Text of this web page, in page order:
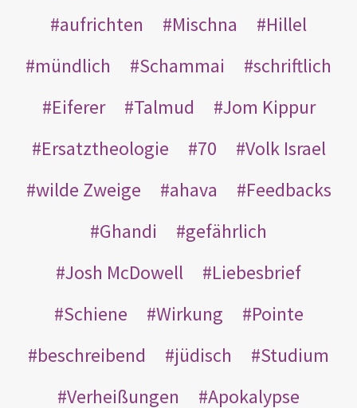
aufrichten
Mischna
Hillel
mündlich
Schammai
schriftlich
Eiferer
Talmud
Jom Kippur
Ersatztheologie
70
Volk Israel
wilde Zweige
ahava
Feedbacks
Ghandi
gefährlich
Josh McDowell
Liebesbrief
Schiene
Wirkung
Pointe
beschreibend
jüdisch
Studium
Verheißungen
Apokalypse